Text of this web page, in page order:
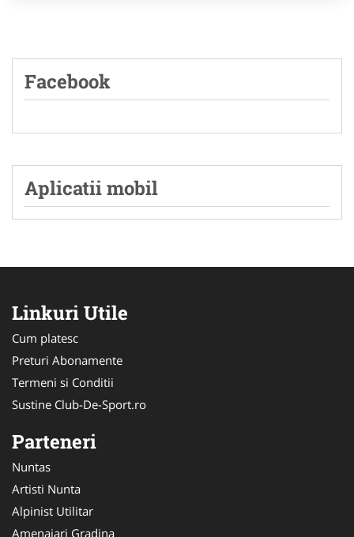
Facebook
Aplicatii mobil
Linkuri Utile
Cum platesc
Preturi Abonamente
Termeni si Conditii
Sustine Club-De-Sport.ro
Parteneri
Nuntas
Artisti Nunta
Alpinist Utilitar
Amenajari Gradina